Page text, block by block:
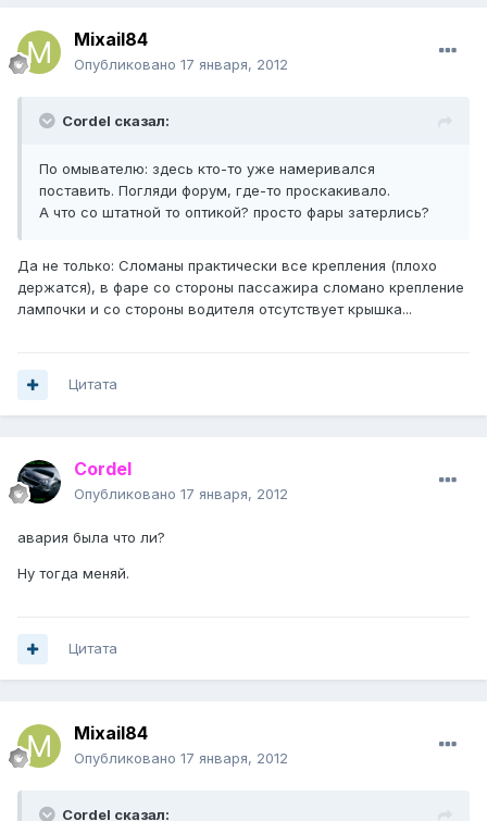
Mixail84
Опубликовано 17 января, 2012
Cordel сказал:
По омывателю: здесь кто-то уже намеривался
поставить. Погляди форум, где-то проскакивало.
А что со штатной то оптикой? просто фары затерлись?
Да не только: Сломаны практически все крепления (плохо
держатся), в фаре со стороны пассажира сломано крепление
лампочки и со стороны водителя отсутствует крышка...
Цитата
Cordel
Опубликовано 17 января, 2012
авария была что ли?
Ну тогда меняй.
Цитата
Mixail84
Опубликовано 17 января, 2012
Cordel сказал: